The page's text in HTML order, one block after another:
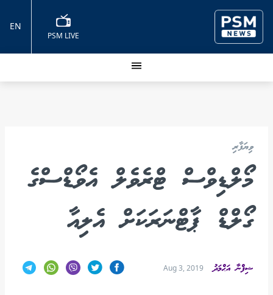
PSM LIVE
EN
ވިޔަފާރި
މޯލްޑިވްސް ޓްރެވެލް އެވޯޑްސްގެ
ގޯލްޑް ޕާޓްނަރަކަށް އެލިއާ
ޝިފްނާ އަޙްމަދު Aug 3, 2019